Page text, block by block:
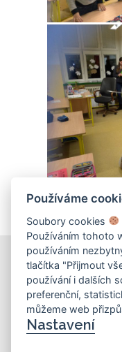
Používáme
Soubory cookies
Používáním tohoto
používáním
tlačítka "Přijmout
používání i dalších
preferenční,
můžeme web
Nastavení